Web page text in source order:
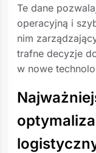
Te dane
operacyjną i
nim
trafne decyzje
w nowe